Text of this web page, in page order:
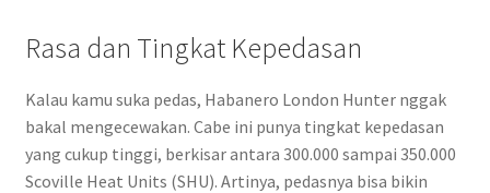
Rasa dan Tingkat Kepedasan
Kalau kamu suka pedas, Habanero London Hunter nggak
bakal mengecewakan. Cabe ini punya tingkat kepedasan
yang cukup tinggi, berkisar antara 300.000 sampai 350.000
Scoville Heat Units (SHU). Artinya, pedasnya bisa bikin